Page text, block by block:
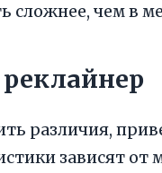
чем в
различия,
зависят от